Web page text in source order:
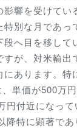
影響を受けてい
特別な月であっ
へ目を移して
すが、対米輸出
あります。特
単価が500万
円付近になっ
降特に顕著で